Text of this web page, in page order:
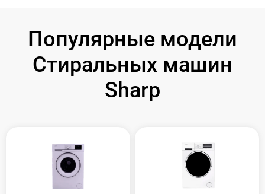
Популярные модели
Стиральных машин
Sharp